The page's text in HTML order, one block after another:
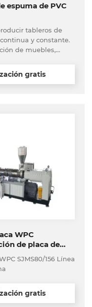
espuma de PVC
tableros de
y constante.
de muebles,
gratis
WPC
de placa de
SJMS80/156 Línea
gratis